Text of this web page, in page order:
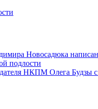
Новосадюка
подлости
НКПМ Олега Будзы